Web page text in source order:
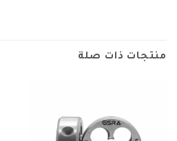
منتجات ذات صلة